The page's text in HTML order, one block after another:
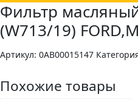
Фильтр
(W713/19)
Артикул: 0AB00015147
Похожие товары